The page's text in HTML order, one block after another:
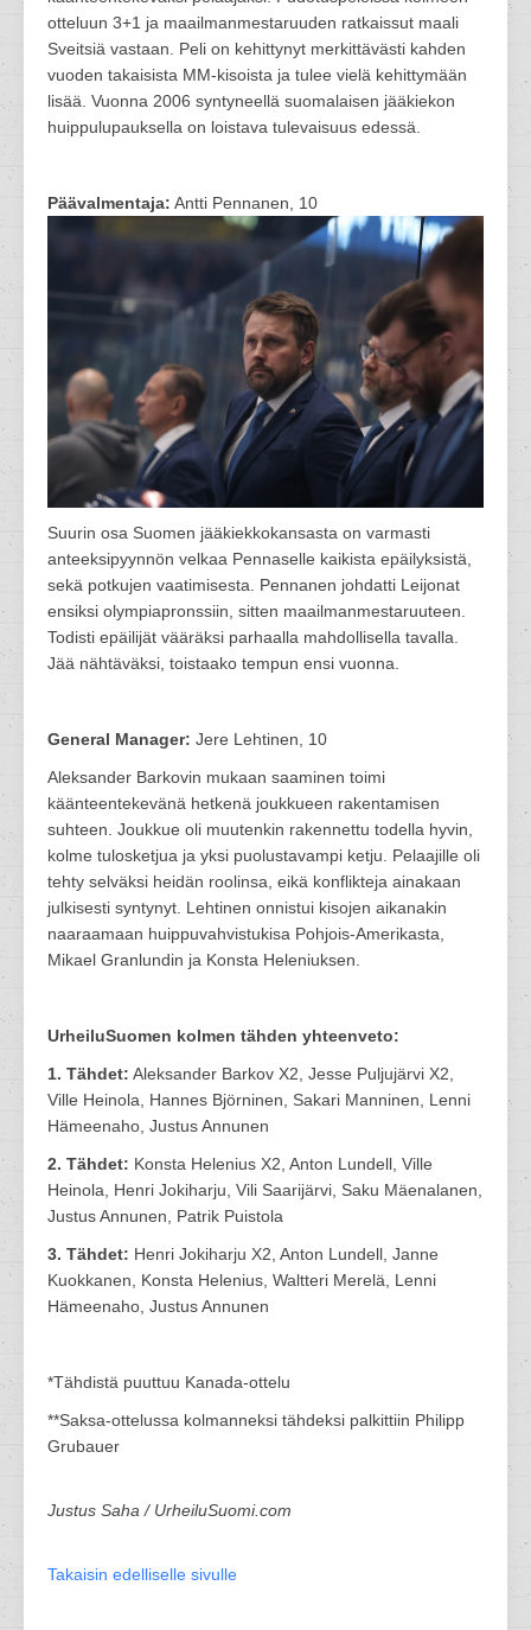
otteluun 3+1 ja maailmanmestaruuden ratkaissut maali
Sveitsiä vastaan. Peli on kehittynyt merkittävästi kahden
vuoden takaisista MM-kisoista ja tulee vielä kehittymään
lisää. Vuonna 2006 syntyneellä suomalaisen jääkiekon
huippulupauksella on loistava tulevaisuus edessä.
Päävalmentaja: Antti Pennanen, 10
Suurin osa Suomen jääkiekkokansasta on varmasti
anteeksipyynnön velkaa Pennaselle kaikista epäilyksistä,
sekä potkujen vaatimisesta. Pennanen johdatti Leijonat
ensiksi olympiapronssiin, sitten maailmanmestaruuteen.
Todisti epäilijät vääräksi parhaalla mahdollisella tavalla.
Jää nähtäväksi, toistaako tempun ensi vuonna.
General Manager: Jere Lehtinen, 10
Aleksander Barkovin mukaan saaminen toimi
käänteentekevänä hetkenä joukkueen rakentamisen
suhteen. Joukkue oli muutenkin rakennettu todella hyvin,
kolme tulosketjua ja yksi puolustavampi ketju. Pelaajille oli
tehty selväksi heidän roolinsa, eikä konflikteja ainakaan
julkisesti syntynyt. Lehtinen onnistui kisojen aikanakin
naaraamaan huippuvahvistukisa Pohjois-Amerikasta,
Mikael Granlundin ja Konsta Heleniuksen.
UrheiluSuomen kolmen tähden yhteenveto:
1. Tähdet: Aleksander Barkov X2, Jesse Puljujärvi X2,
Ville Heinola, Hannes Björninen, Sakari Manninen, Lenni
Hämeenaho, Justus Annunen
2. Tähdet: Konsta Helenius X2, Anton Lundell, Ville
Heinola, Henri Jokiharju, Vili Saarijärvi, Saku Mäenalanen,
Justus Annunen, Patrik Puistola
3. Tähdet: Henri Jokiharju X2, Anton Lundell, Janne
Kuokkanen, Konsta Helenius, Waltteri Merelä, Lenni
Hämeenaho, Justus Annunen
*Tähdistä puuttuu Kanada-ottelu
**Saksa-ottelussa kolmanneksi tähdeksi palkittiin Philipp
Grubauer
Justus Saha / UrheiluSuomi.com
Takaisin edelliselle sivulle